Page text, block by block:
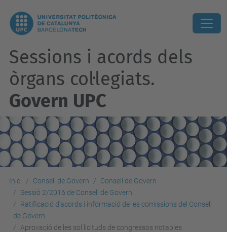
Sessions i acords dels
òrgans col·legiats.
Govern UPC
Inici Consell de Govern
Consell de Govern
Sessió 2/2016 de Consell de Govern
Ratificació d’acords i informació de les comissions del Consell
de Govern
Aprovació de les sol.licituds de congressos notables